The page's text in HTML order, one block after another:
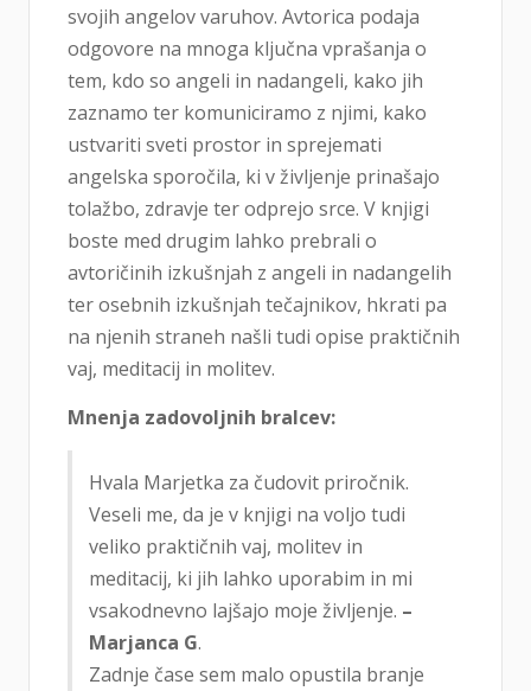
svojih angelov varuhov. Avtorica podaja
odgovore na mnoga ključna vprašanja o
tem, kdo so angeli in nadangeli, kako jih
zaznamo ter komuniciramo z njimi, kako
ustvariti sveti prostor in sprejemati
angelska sporočila, ki v življenje prinašajo
tolažbo, zdravje ter odprejo srce. V knjigi
boste med drugim lahko prebrali o
avtoričinih izkušnjah z angeli in nadangelih
ter osebnih izkušnjah tečajnikov, hkrati pa
na njenih straneh našli tudi opise praktičnih
vaj, meditacij in molitev.
Mnenja zadovoljnih bralcev:
Hvala Marjetka za čudovit priročnik.
Veseli me, da je v knjigi na voljo tudi
veliko praktičnih vaj, molitev in
meditacij, ki jih lahko uporabim in mi
vsakodnevno lajšajo moje življenje. –
Marjanca G.
Zadnje čase sem malo opustila branje